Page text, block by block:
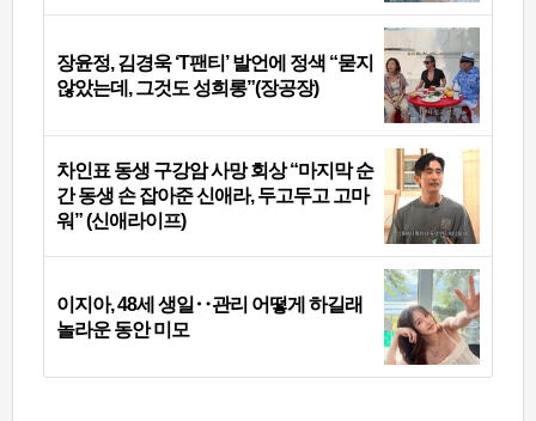
장윤정, 김경욱 ‘T팬티’ 발언에 정색 “묻지
않았는데, 그것도 성희롱”(장공장)
차인표 동생 구강암 사망 회상 “마지막 순
간 동생 손 잡아준 신애라, 두고두고 고마
워” (신애라이프)
이지아, 48세 생일‥관리 어떻게 하길래
놀라운 동안 미모